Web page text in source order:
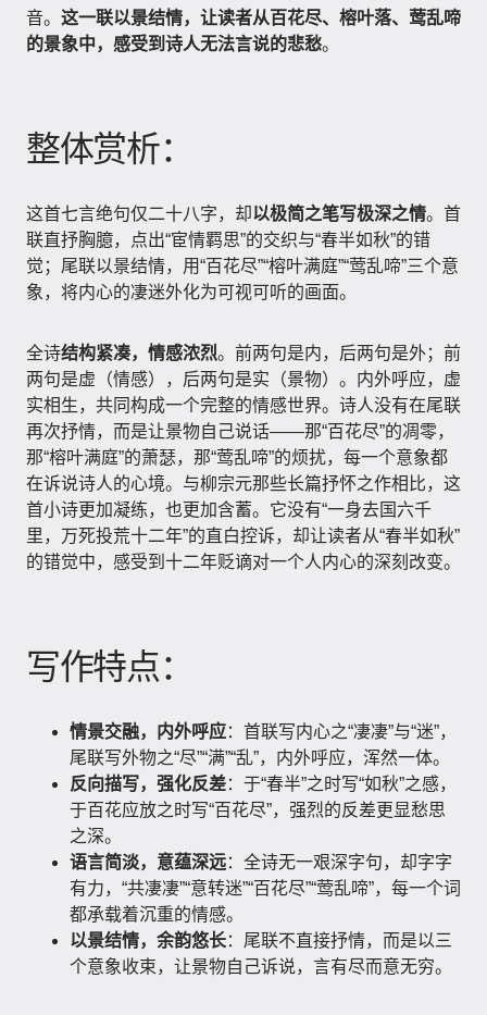
音。 这一联以景结情，让读者从百花尽、榕叶落、莺乱啼
的景象中，感受到诗人无法言说的悲愁。
整体赏析：
这首七言绝句仅二十八字，却以极简之笔写极深之情。首
联直抒胸臆，点出“宦情羁思”的交织与“春半如秋”的错
觉；尾联以景结情，用“百花尽”“榕叶满庭”“莺乱啼”三个意
象，将内心的凄迷外化为可视可听的画面。
全诗结构紧凑，情感浓烈。前两句是内，后两句是外；前
两句是虚（情感），后两句是实（景物）。内外呼应，虚
实相生，共同构成一个完整的情感世界。诗人没有在尾联
再次抒情，而是让景物自己说话——那“百花尽”的凋零，
那“榕叶满庭”的萧瑟，那“莺乱啼”的烦扰，每一个意象都
在诉说诗人的心境。与柳宗元那些长篇抒怀之作相比，这
首小诗更加凝练，也更加含蓄。它没有“一身去国六千
里，万死投荒十二年”的直白控诉，却让读者从“春半如秋”
的错觉中，感受到十二年贬谪对一个人内心的深刻改变。
写作特点：
情景交融，内外呼应：首联写内心之“凄凄”与“迷”，
尾联写外物之“尽”“满”“乱”，内外呼应，浑然一体。
反向描写，强化反差：于“春半”之时写“如秋”之感，
于百花应放之时写“百花尽”，强烈的反差更显愁思
之深。
语言简淡，意蕴深远：全诗无一艰深字句，却字字
有力，“共凄凄”“意转迷”“百花尽”“莺乱啼”，每一个词
都承载着沉重的情感。
以景结情，余韵悠长：尾联不直接抒情，而是以三
个意象收束，让景物自己诉说，言有尽而意无穷。